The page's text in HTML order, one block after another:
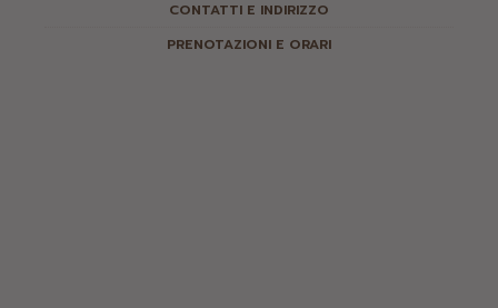
CONTATTI E INDIRIZZO
PRENOTAZIONI E ORARI